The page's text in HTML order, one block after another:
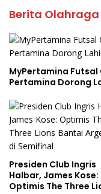
Berita Olahraga
MyPertamina
Pertamina Dorong
Presiden Club Ingris
Halbar, James Kose:
Optimis The Three